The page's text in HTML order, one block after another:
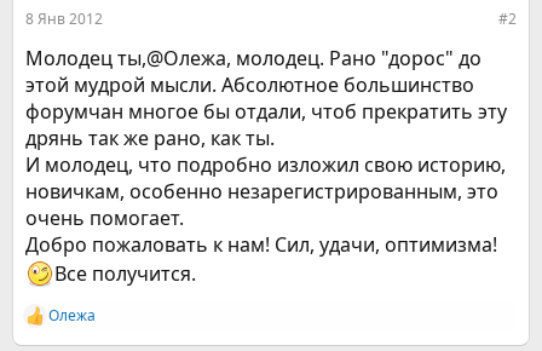
8 Янв 2012 #2
Молодец ты,@Олежа, молодец. Рано "дорос" до
этой мудрой мысли. Абсолютное большинство
форумчан многое бы отдали, чтоб прекратить эту
дрянь так же рано, как ты.
И молодец, что подробно изложил свою историю,
новичкам, особенно незарегистрированным, это
очень помогает.
Добро пожаловать к нам! Сил, удачи, оптимизма!
Все получится.
Р
е
Олежа